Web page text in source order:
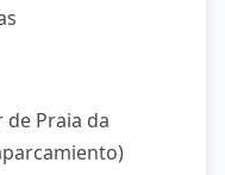
Praia da